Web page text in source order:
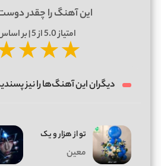
این آهنگ را چقدر
امتیاز5.0از 5 | بر اساس
★★★
دیگران این آهنگ‌ها را نیز
تو از هزار و یک
معین